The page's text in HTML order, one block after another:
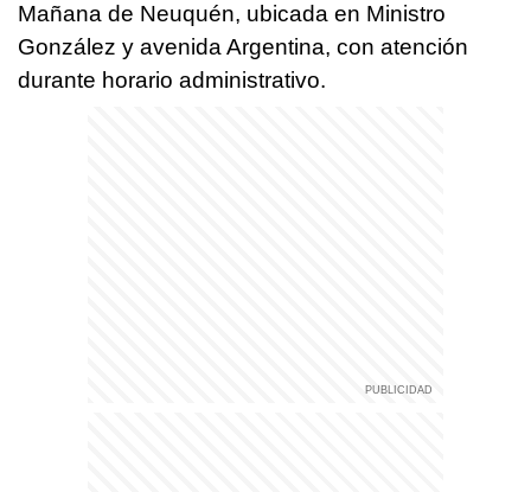
Mañana de Neuquén, ubicada en Ministro
González y avenida Argentina, con atención
durante horario administrativo.